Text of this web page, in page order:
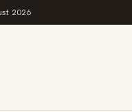
2026